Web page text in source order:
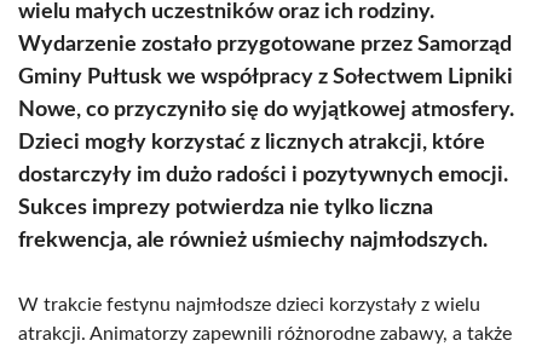
wielu małych uczestników oraz ich rodziny.
Wydarzenie zostało przygotowane przez Samorząd
Gminy Pułtusk we współpracy z Sołectwem Lipniki
Nowe, co przyczyniło się do wyjątkowej atmosfery.
Dzieci mogły korzystać z licznych atrakcji, które
dostarczyły im dużo radości i pozytywnych emocji.
Sukces imprezy potwierdza nie tylko liczna
frekwencja, ale również uśmiechy najmłodszych.
W trakcie festynu najmłodsze dzieci korzystały z wielu
atrakcji. Animatorzy zapewnili różnorodne zabawy, a także